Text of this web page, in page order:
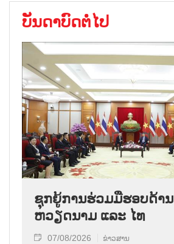
ບັນດາບົດຕໍ່ໄປ
ຊຸກຍູ້ການຮ່ວມມືຮອບດ້ານ
ຫວຽດນາມ ແລະ ໄທ
07/08/2026 ຂ່າວສານ